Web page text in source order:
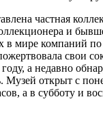
​​частная
и
мире компаний по
свои
а недавно
Музей открыт с
а в субботу и